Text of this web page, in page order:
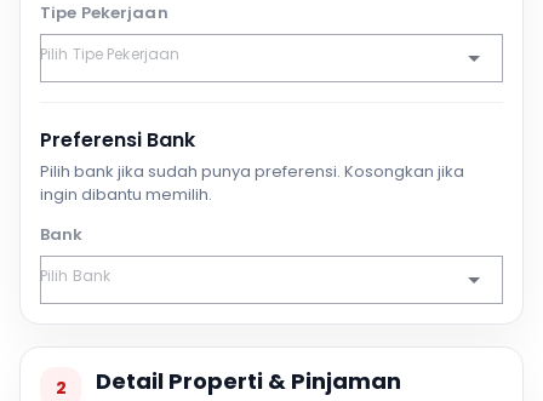
Tipe Pekerjaan
Preferensi Bank
Pilih bank jika sudah punya preferensi. Kosongkan jika
ingin dibantu memilih.
Bank
2 Detail Properti & Pinjaman